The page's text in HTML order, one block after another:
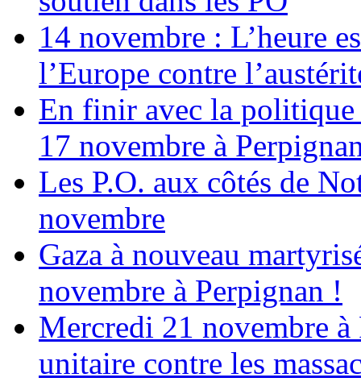
14 novembre : L’heure
l’Europe contre
En finir avec la politique
17 novembre à
Les P.O. aux côtés de
novembre
Gaza à nouveau
novembre à Perpignan !
Mercredi 21 novembre à
unitaire contre les